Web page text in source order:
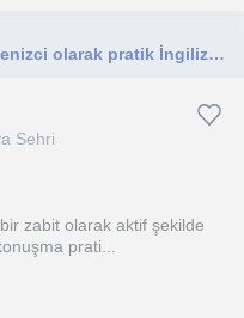
Uluslararası deneyime sahip bir denizci olarak pratik İngilizce öğrenmek isteyen herkese yardımcı oluyorum. Özellikle konuşma ve ö
Sehri
zabit olarak aktif şekilde
prati...